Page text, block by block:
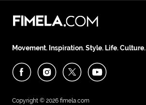
Movement. Inspiration. Style. Life. Culture.
Copyright © 2026 fimela.com